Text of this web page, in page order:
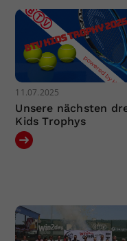
11.07.2025
Unsere nächsten
Kids Trophys